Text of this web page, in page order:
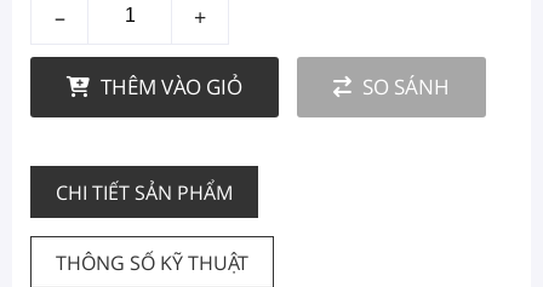
– +
THÊM VÀO GIỎ SO SÁNH
CHI TIẾT SẢN PHẨM
THÔNG SỐ KỸ THUẬT